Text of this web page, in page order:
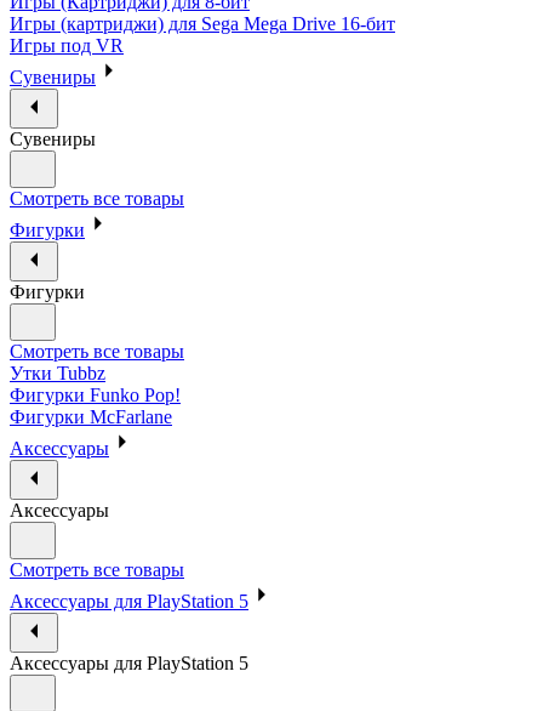
Игры (картриджи) для Sega Mega Drive 16-бит
Игры под VR
Сувениры
Сувениры
Смотреть все товары
Фигурки
Фигурки
Смотреть все товары
Утки Tubbz
Фигурки Funko Pop!
Фигурки McFarlane
Аксессуары
Аксессуары
Смотреть все товары
Аксессуары для PlayStation 5
Аксессуары для PlayStation 5